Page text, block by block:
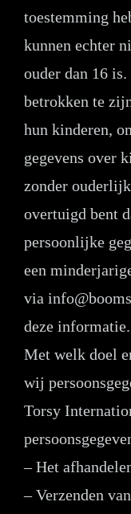
toestemming
kunnen echter
ouder dan 16
betrokken te
hun kinderen,
gegevens over
zonder
overtuigd bent
persoonlijke
een
via
deze informatie.
Met welk doel
wij
Torsy
– Het
– Verzenden